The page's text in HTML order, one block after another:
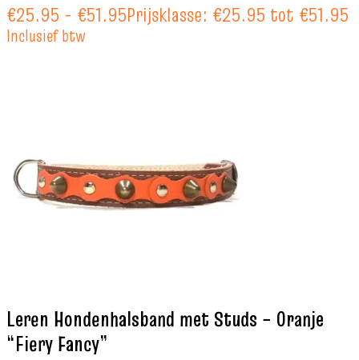
€25.95 - €51.95Prijsklasse: €25.95 tot €51.95
Inclusief btw
Leren Hondenhalsband met Studs – Oranje
“Fiery Fancy”